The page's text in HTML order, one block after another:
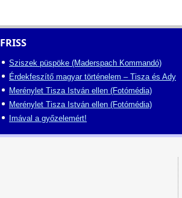
FRISS
Sziszek püspöke (Maderspach Kommandó)
Érdekfeszítő magyar történelem – Tisza és Ady
Merénylet Tisza István ellen (Fotómédia)
Merénylet Tisza István ellen (Fotómédia)
Imával a győzelemért!